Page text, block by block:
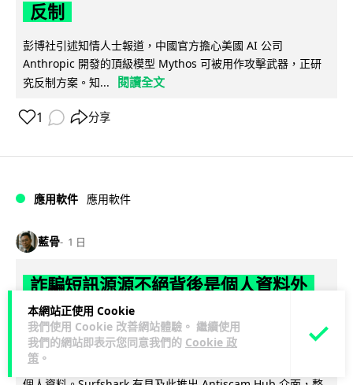
本網站正使用 Cookie
我們使用 Cookie 改善網站體驗。 繼續使用
我們的網站即表示您同意我們的 Cookie 政
策 。
反制
彭博社引述知情人士報道，中國官方擔心美國 AI 公司
Anthropic 開發的頂級模型 Mythos 可被用作攻擊武器，正研
究反制方案。知...
閱讀全文
1 分享
應用軟件 應用軟件
藍骨 1 日
詐騙短訊源源不絕背後是個人資料外
洩 Surfshark Antiscam Hub 由源頭
減少數據曝光
隨著香港釣魚騙案大幅上升，騙徒大量發送假冒機構短訊套取